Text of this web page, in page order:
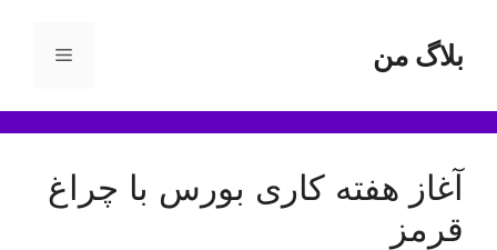
محتوابلاگ من فهرست
آغاز هفته کاری بورس با چراغ
قرمز